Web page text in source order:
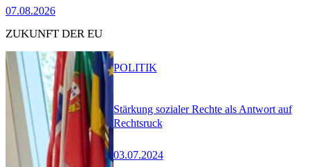
07.08.2026
ZUKUNFT DER EU
Stärkung sozialer Rechte als Antwort auf
Rechtsruck
03.07.2024
POLITIK